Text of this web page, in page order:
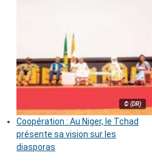
© (DR)
Coopération : Au Niger, le Tchad
présente sa vision sur les
diasporas